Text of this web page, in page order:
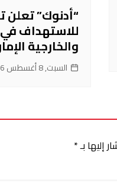
“أدنوك”
للاستهداف
والخارجية
السبت, 8 أغسطس 2026, 14:54
إليها بـ*